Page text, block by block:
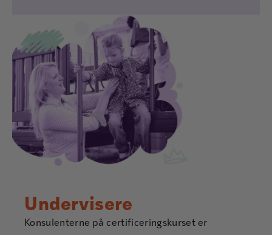
Undervisere
Konsulenterne på certificeringskurset er